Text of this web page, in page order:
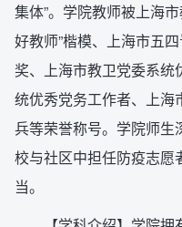
集体”。学院教师被上海
好教师”楷模、上海市五
奖、上海市教卫党委系
统优秀党务工作者、上海
兵等荣誉称号。学院师生
校与社区中担任防疫志愿
当。